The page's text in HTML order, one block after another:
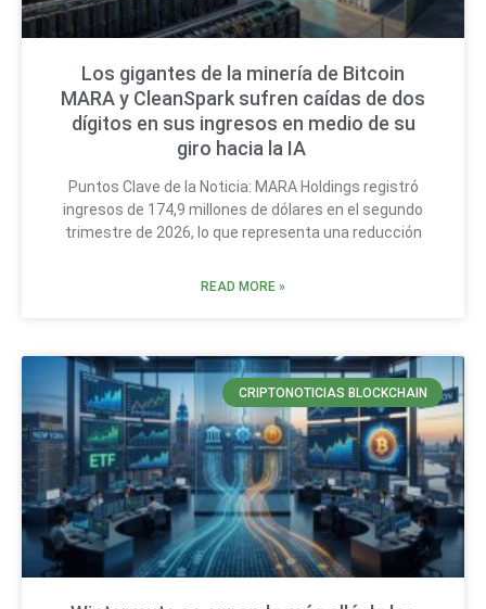
Los gigantes de la minería de Bitcoin
MARA y CleanSpark sufren caídas de dos
dígitos en sus ingresos en medio de su
giro hacia la IA
Puntos Clave de la Noticia: MARA Holdings registró
ingresos de 174,9 millones de dólares en el segundo
trimestre de 2026, lo que representa una reducción
READ MORE »
CRIPTONOTICIAS BLOCKCHAIN